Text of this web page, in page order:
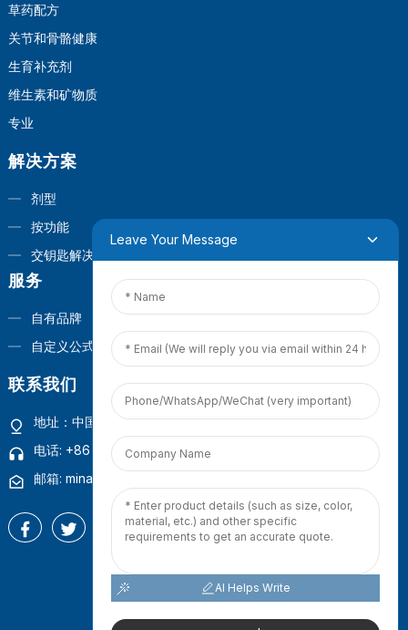
草药配方
关节和骨骼健康
生育补充剂
维生素和矿物质
专业
解决方案
剂型
按功能
交钥匙解决方案
服务
自有品牌
自定义公式
联系我们
地址：中国福建省厦门市观音山商业营运中心1号楼4楼
电话: +86 18965423693
邮箱: mina.cao@foxmail.com
版权所有 © 2025 百得宝（厦门）有限公司
Leave Your Message
AI Helps Write